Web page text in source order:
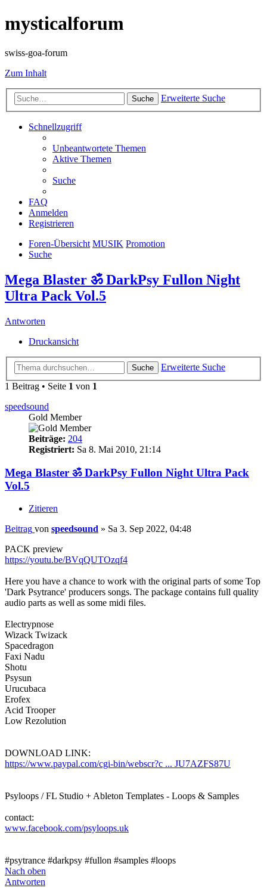
mysticalforum
swiss-goa-forum
Zum Inhalt
Suche Erweiterte Suche
Schnellzugriff
Unbeantwortete Themen
Aktive Themen
Suche
FAQ
Anmelden
Registrieren
Foren-Übersicht MUSIK Promotion
Suche
Mega Blaster ॐ DarkPsy Fullon Night
Ultra Pack Vol.5
Antworten
Druckansicht
Suche
Erweiterte Suche
1 Beitrag • Seite 1 von 1
speedsound
Gold Member
Beiträge: 204
Registriert: Sa 8. Mai 2010, 21:14
Mega Blaster ॐ DarkPsy Fullon Night Ultra Pack
Vol.5
Zitieren
Beitrag von speedsound » Sa 3. Sep 2022, 04:48
PACK preview
https://youtu.be/BVqQUTOzqf4
Here you have a chance to work with the original parts of some Top
'Dark Psytrance' producers songs. The package contains full quality
audio parts as well as some midi files.
Electrypnose
Wizack Twizack
Spacedragon
Faxi Nadu
Shotu
Psysun
Urucubaca
Erofex
Acid Trooper
Low Rezolution
DOWNLOAD LINK:
https://www.paypal.com/cgi-bin/webscr?c ... JU7AZFS87U
Psyloops / FL Studio + Ableton Templates - Loops & Samples
contact:
www.facebook.com/psyloops.uk
#psytrance #darkpsy #fullon #samples #loops
Nach oben
Antworten